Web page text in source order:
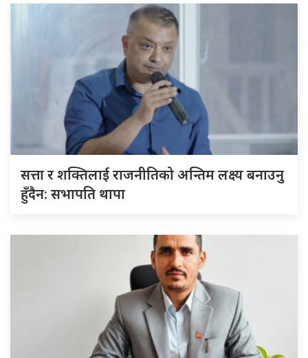
सत्ता र शक्तिलाई राजनीतिको अन्तिम लक्ष्य बनाउनु
हुँदैन: सभापति थापा